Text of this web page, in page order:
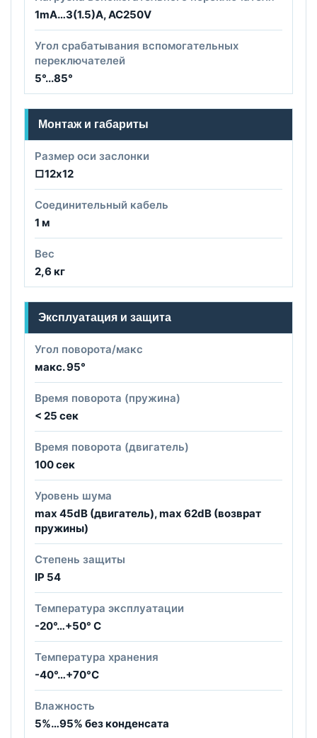
1mA…3(1.5)A, AC250V
Угол срабатывания вспомогательных
переключателей
5°...85°
Монтаж и габариты
Размер оси заслонки
□12х12
Соединительный кабель
1 м
Вес
2,6 кг
Эксплуатация и защита
Угол поворота/макс
макс. 95°
Время поворота (пружина)
< 25 сек
Время поворота (двигатель)
100 сек
Уровень шума
max 45dB (двигатель), max 62dB (возврат
пружины)
Степень защиты
IP 54
Температура эксплуатации
-20°…+50° С
Температура хранения
-40°…+70°С
Влажность
5%…95% без конденсата